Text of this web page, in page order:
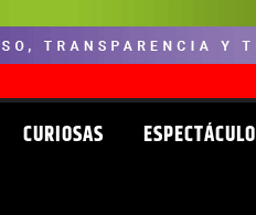
CURIOSAS ESPECTÁCULO